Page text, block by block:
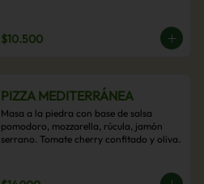
$10.500
PIZZA MEDITERRÁNEA
Masa a la piedra con base de salsa
pomodoro, mozzarella, rúcula, jamón
serrano. Tomate cherry confitado y oliva.